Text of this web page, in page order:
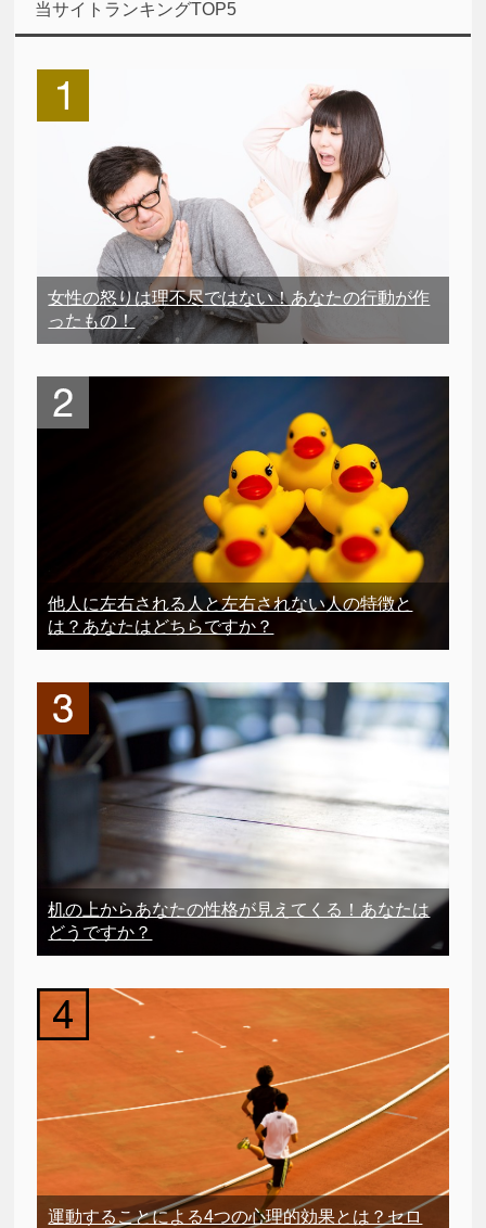
当サイトランキングTOP5
女性の怒りは理不尽ではない！あなたの行動が作
ったもの！
他人に左右される人と左右されない人の特徴と
は？あなたはどちらですか？
机の上からあなたの性格が見えてくる！あなたは
どうですか？
運動することによる4つの心理的効果とは？セロ